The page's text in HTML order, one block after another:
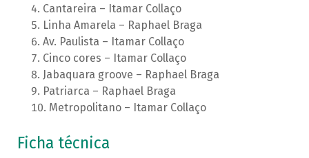
Cantareira – Itamar Collaço
Linha Amarela – Raphael Braga
Av. Paulista – Itamar Collaço
Cinco cores – Itamar Collaço
Jabaquara groove – Raphael Braga
Patriarca – Raphael Braga
Metropolitano – Itamar Collaço
Ficha técnica